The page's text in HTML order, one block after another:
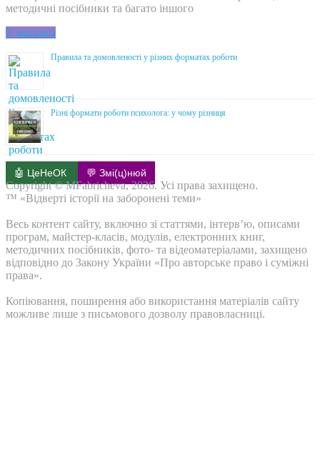
методичні посібники та багато іншого
У магазин
Правила та домовленості у різних форматах роботи
Різні формати роботи психолога: у чому різниця
🤖 ЦеНеОК 💬 Змі(ц)нюй
Copyright © MFabricheva, 2026. Усі права захищено.
™ «Відверті історії на заборонені теми»
Весь контент сайту, включно зі статтями, інтерв’ю, описами
програм, майстер-класів, модулів, електронних книг,
методичних посібників, фото- та відеоматеріалами, захищено
відповідно до Закону України «Про авторське право і суміжні
права».
Копіювання, поширення або використання матеріалів сайту
можливе лише з письмового дозволу правовласниці.